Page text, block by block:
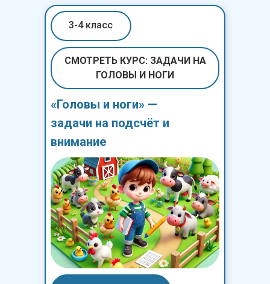
«Головы и ноги» —
задачи на подсчёт и
внимание
3-4 класс
СМОТРЕТЬ КУРС: ЗАДАЧИ НА
ГОЛОВЫ И НОГИ